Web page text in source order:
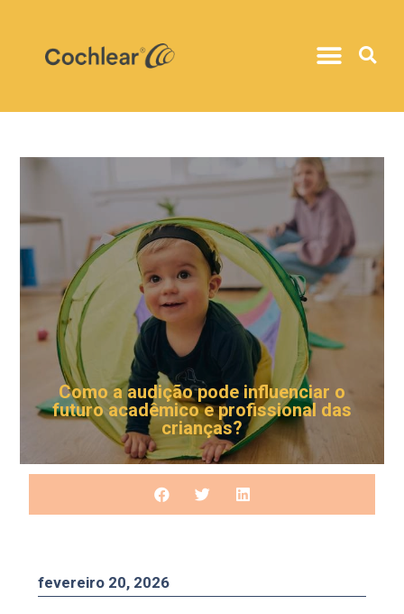
Como a audição pode influenciar o
futuro acadêmico e profissional das
crianças?
fevereiro 20, 2026